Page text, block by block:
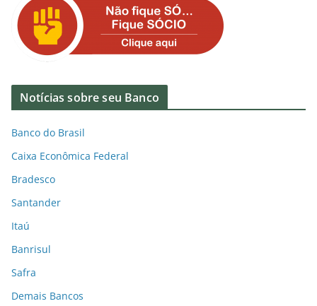
Notícias sobre seu Banco
Banco do Brasil
Caixa Econômica Federal
Bradesco
Santander
Itaú
Banrisul
Safra
Demais Bancos